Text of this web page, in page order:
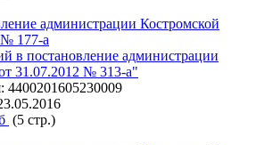
администрации Костромской
№ 177-а
в постановление администрации
31.07.2012 № 313-а"
4400201605230009
(5 стр.)